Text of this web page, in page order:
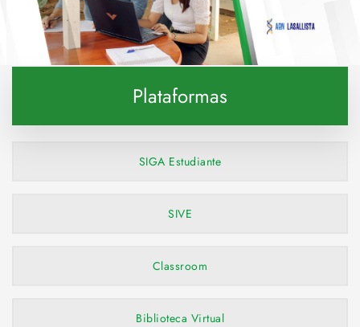
Explora esta carrera
Plataformas
SIGA Estudiante
SIVE
Classroom
Biblioteca Virtual